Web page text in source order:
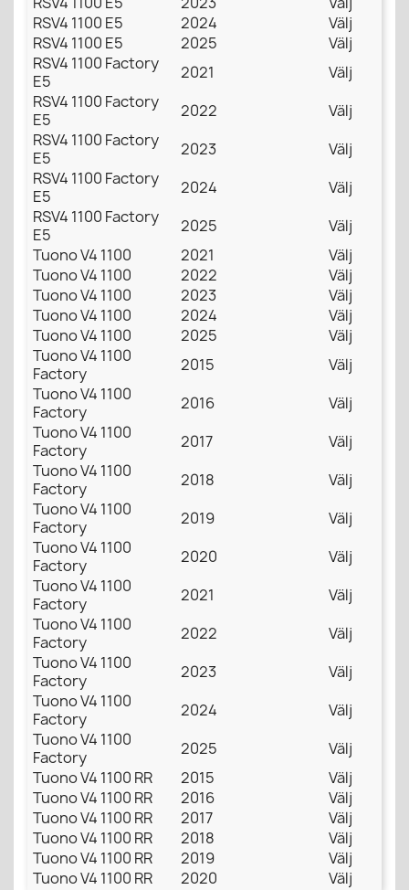
RSV4 1100 E5
2024
Välj
RSV4 1100 E5
2025
Välj
RSV4 1100 Factory
E5
2021
Välj
RSV4 1100 Factory
E5
2022
Välj
RSV4 1100 Factory
E5
2023
Välj
RSV4 1100 Factory
E5
2024
Välj
RSV4 1100 Factory
E5
2025
Välj
Tuono V4 1100
2021
Välj
Tuono V4 1100
2022
Välj
Tuono V4 1100
2023
Välj
Tuono V4 1100
2024
Välj
Tuono V4 1100
2025
Välj
Tuono V4 1100
Factory
2015
Välj
Tuono V4 1100
Factory
2016
Välj
Tuono V4 1100
Factory
2017
Välj
Tuono V4 1100
Factory
2018
Välj
Tuono V4 1100
Factory
2019
Välj
Tuono V4 1100
Factory
2020
Välj
Tuono V4 1100
Factory
2021
Välj
Tuono V4 1100
Factory
2022
Välj
Tuono V4 1100
Factory
2023
Välj
Tuono V4 1100
Factory
2024
Välj
Tuono V4 1100
Factory
2025
Välj
Tuono V4 1100 RR
2015
Välj
Tuono V4 1100 RR
2016
Välj
Tuono V4 1100 RR
2017
Välj
Tuono V4 1100 RR
2018
Välj
Tuono V4 1100 RR
2019
Välj
Tuono V4 1100 RR
2020 Välj